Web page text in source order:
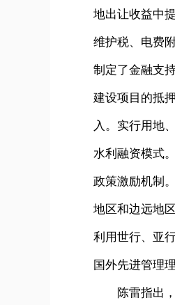
地出让收益中
维护税、电费
制定了金融支
建设项目的抵
入。实行用地
水利融资模式
政策激励机制
地区和边远地
利用世行、亚
国外先进管理
陈雷指出，